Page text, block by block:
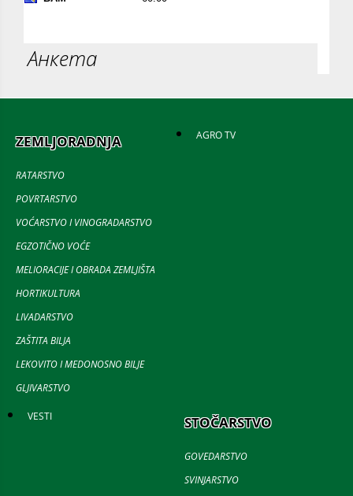
Анкета
ZEMLJORADNJA
RATARSTVO
POVRTARSTVO
VOĆARSTVO I VINOGRADARSTVO
EGZOTIČNO VOĆE
MELIORACIJE I OBRADA ZEMLJIŠTA
HORTIKULTURA
LIVADARSTVO
ZAŠTITA BILJA
LEKOVITO I MEDONOSNO BILJE
GLJIVARSTVO
AGRO TV
VESTI STOČARSTVO
GOVEDARSTVO
SVINJARSTVO